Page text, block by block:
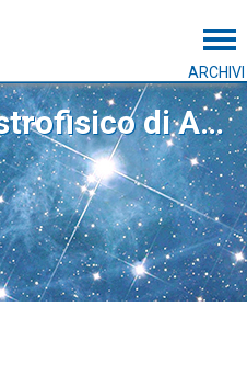
ARCHIVI
Osservatorio Astrofisico di Arcetri